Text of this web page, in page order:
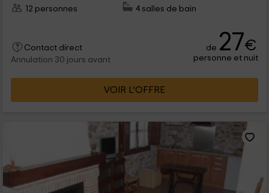
12 personnes
4 salles de bain
Contact direct
Annulation 30 jours avant
de 27€
personne et nuit
VOIR L’OFFRE